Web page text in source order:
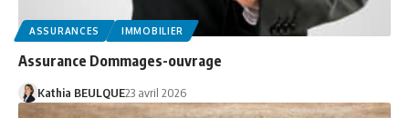
ASSURANCES IMMOBILIER
Assurance Dommages-ouvrage
Kathia BEULQUE23 avril 2026